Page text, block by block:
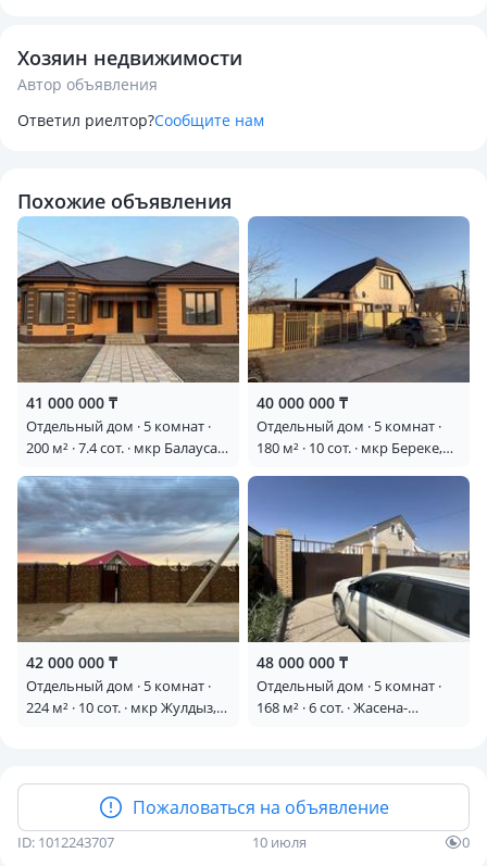
Хозяин недвижимости
Автор объявления
Ответил риелтор?Сообщите нам
Похожие объявления
41 000 000 ₸
Отдельный дом · 5 комнат ·
200 м² · 7.4 сот. · мкр Балауса,
Жолдың бойында
40 000 000 ₸
Отдельный дом · 5 комнат ·
180 м² · 10 сот. · мкр Береке,
42 000 000 ₸
Отдельный дом · 5 комнат ·
224 м² · 10 сот. · мкр Жулдыз,
48 000 000 ₸
Отдельный дом · 5 комнат ·
168 м² · 6 сот. · Жасена-
Пожаловаться на объявление
ID: 1012243707 10 июля 0